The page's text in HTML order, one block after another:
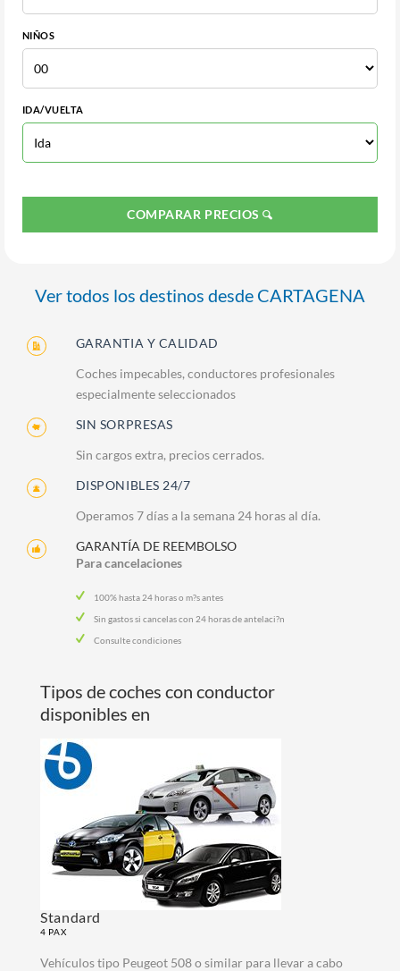
NIÑOS
IDA/VUELTA
COMPARAR PRECIOS
Ver todos los destinos desde CARTAGENA
GARANTIA Y CALIDAD
Coches impecables, conductores profesionales
especialmente seleccionados
SIN SORPRESAS
Sin cargos extra, precios cerrados.
DISPONIBLES 24/7
Operamos 7 días a la semana 24 horas al día.
GARANTÍA DE REEMBOLSO
Para cancelaciones
100% hasta 24 horas o m?s antes
Sin gastos si cancelas con 24 horas de antelaci?n
Consulte condiciones
Tipos de coches con conductor
disponibles en
Standard
4 PAX
Vehículos tipo Peugeot 508 o similar para llevar a cabo